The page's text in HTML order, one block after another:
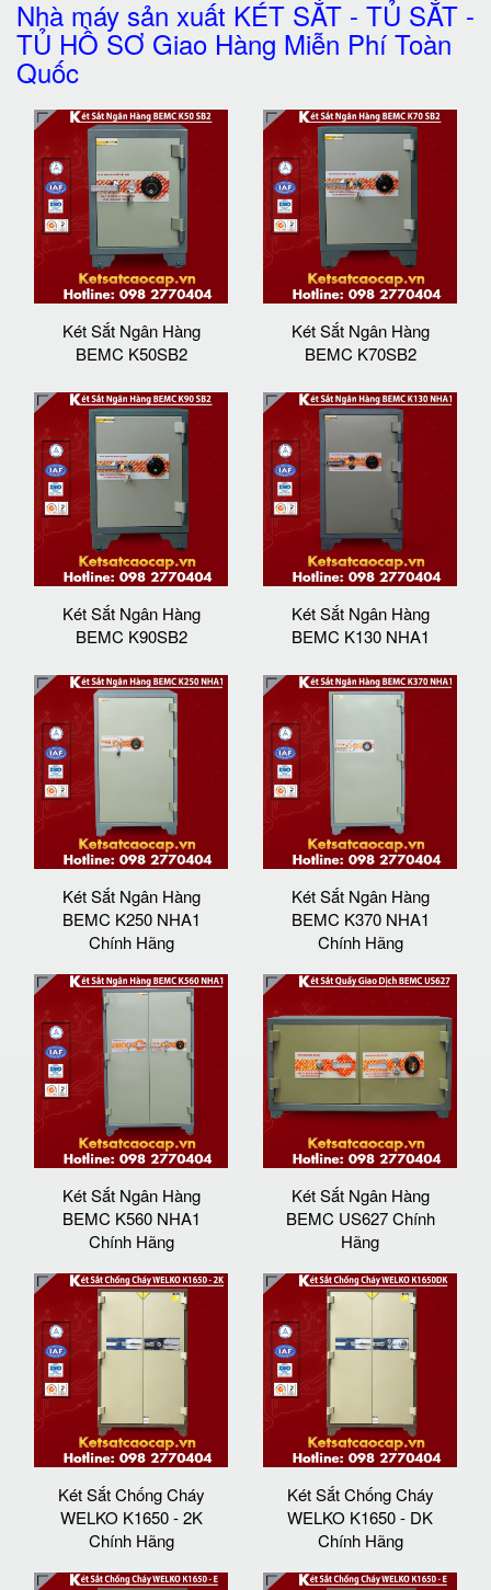
Nhà máy sản xuất KÉT SẮT - TỦ SẮT -
TỦ HỒ SƠ Giao Hàng Miễn Phí Toàn
Quốc
Két Sắt Ngân Hàng
BEMC K50SB2
Két Sắt Ngân Hàng
BEMC K70SB2
Két Sắt Ngân Hàng
BEMC K90SB2
Két Sắt Ngân Hàng
BEMC K130 NHA1
Két Sắt Ngân Hàng
BEMC K250 NHA1
Chính Hãng
Két Sắt Ngân Hàng
BEMC K370 NHA1
Chính Hãng
Két Sắt Ngân Hàng
BEMC K560 NHA1
Chính Hãng
Két Sắt Ngân Hàng
BEMC US627 Chính
Hãng
Két Sắt Chống Cháy
WELKO K1650 - 2K
Chính Hãng
Két Sắt Chống Cháy
WELKO K1650 - DK
Chính Hãng